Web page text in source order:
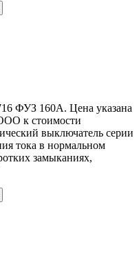
ФУЗ 160А. Цена указана
к стоимости
выключатель серии
тока в нормальном
замыканиях,